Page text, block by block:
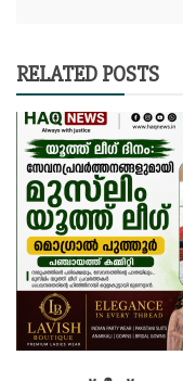
RELATED POSTS